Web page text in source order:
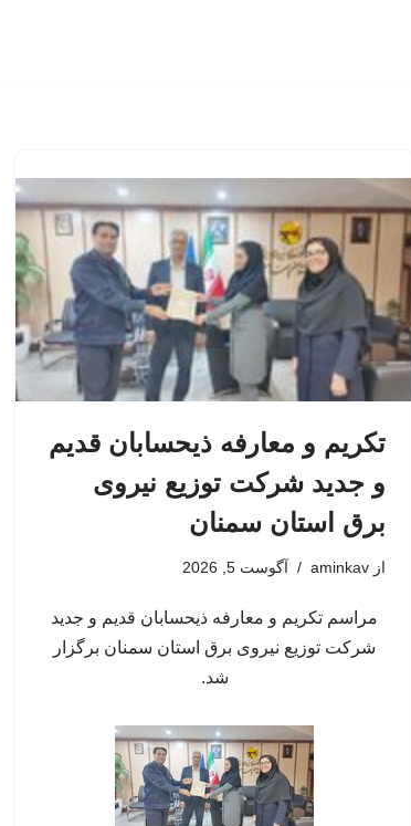
تکریم و معارفه ذیحسابان قدیم
و جدید شرکت توزیع نیروی
برق استان سمنان
از aminkav آگوست 5, 2026
مراسم تکریم و معارفه ذیحسابان قدیم و جدید
شرکت توزیع نیروی برق استان سمنان برگزار
شد.